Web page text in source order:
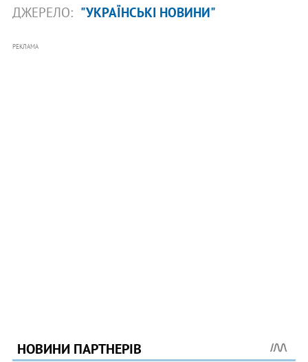
ДЖЕРЕЛО: "УКРАЇНСЬКІ НОВИНИ"
РЕКЛАМА